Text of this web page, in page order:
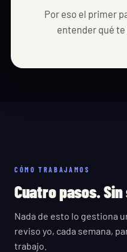
Por eso el primer
entender qué te
CÓMO TRABAJAMOS
Cuatro pasos.
Nada de esto lo gestiona
reviso yo, cada semana,
trabajo.